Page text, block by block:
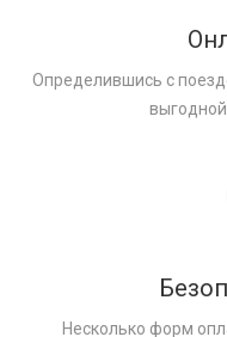
Определившись с
Несколько форм